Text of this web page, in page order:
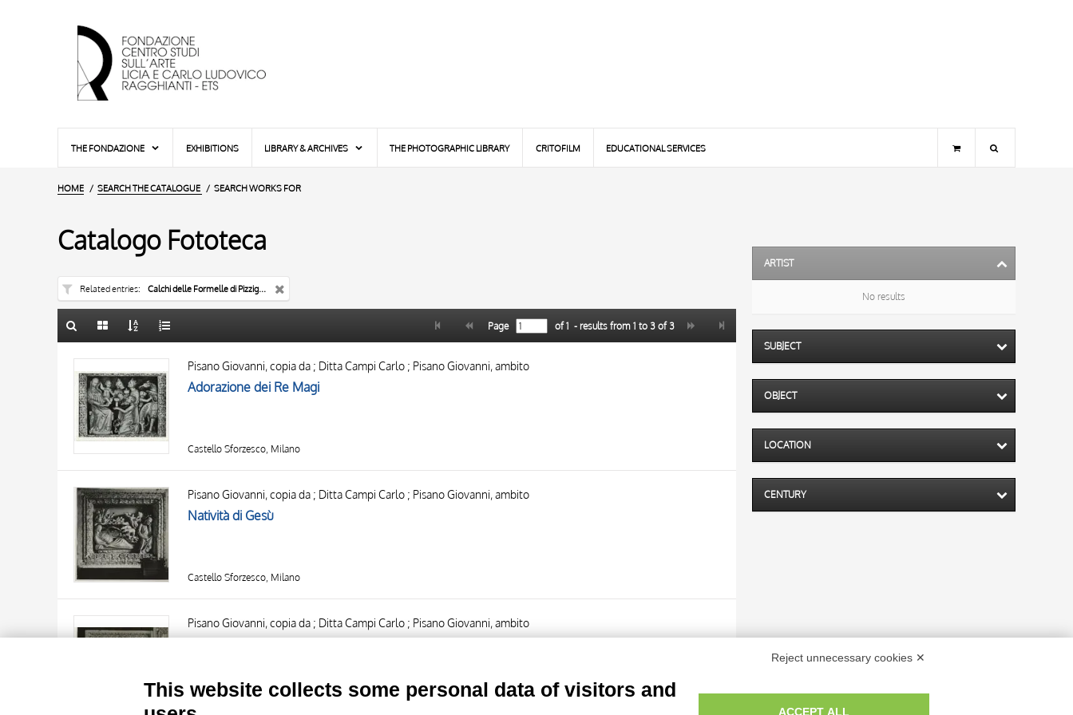
THE FONDAZIONE EXHIBITIONS LIBRARY & ARCHIVES THE PHOTOGRAPHIC LIBRARY CRITOFILM EDUCATIONAL SERVICES
HOME SEARCH THE CATALOGUE SEARCH WORKS FOR
Catalogo Fototeca
Related entries Calchi delle Formelle di Pizzighettone
AUTHOR
OBJECT
LOCATION
10 RESULTS
20 RESULTS
Page of1 - results from 1 to 3of 3
Pisano Giovanni, copia da ; Ditta Campi Carlo ; Pisano Giovanni, ambito
Adorazione dei Re Magi
Castello Sforzesco, Milano
Pisano Giovanni, copia da ; Ditta Campi Carlo ; Pisano Giovanni, ambito
Natività di Gesù
Castello Sforzesco, Milano
Pisano Giovanni, copia da ; Ditta Campi Carlo ; Pisano Giovanni, ambito
TITLE
DATE
10 RESULTS
ARTIST
No results
SUBJECT
OBJECT
LOCATION
CENTURY
Reject unnecessary cookies ✕
This website collects some personal data of visitors and
ACCEPT ALL